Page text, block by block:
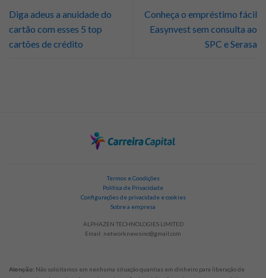
Diga adeus a anuidade do
cartão com esses 5 top
cartões de crédito
Conheça o empréstimo fácil
Easynvest sem consulta ao
SPC e Serasa
Termos e Condições
Política de Privacidade
Configurações de privacidade e cookies
Sobre a empresa
ALPHAZEN TECHNOLOGIES LIMITED
Email: networknewsinc@gmail.com
Atenção: Não solicitamos em nenhuma situação quantias em dinheiro para liberação de